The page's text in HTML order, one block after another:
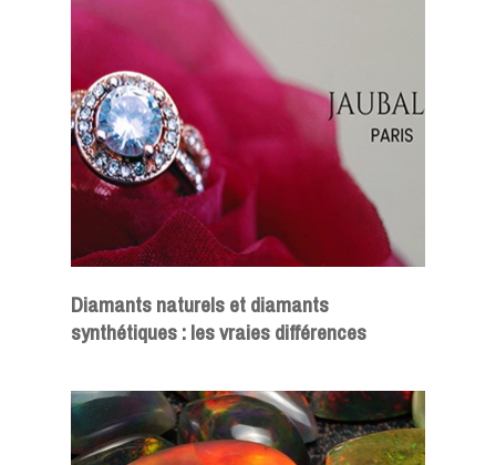
Diamants naturels et diamants
synthétiques : les vraies différences